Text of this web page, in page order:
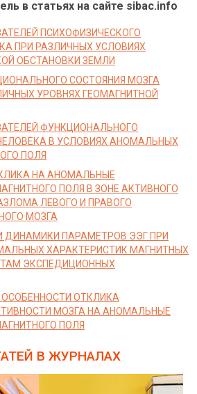
в статьях на сайте sibac.info
ПСИХОФИЗИЧЕСКОГО
ПРИ РАЗЛИЧНЫХ УСЛОВИЯХ
ОБСТАНОВКИ ЗЕМЛИ
СОСТОЯНИЯ МОЗГА
УРОВНЯХ ГЕОМАГНИТНОЙ
ФУНКЦИОНАЛЬНОГО
В УСЛОВИЯХ АНОМАЛЬНЫХ
ПОЛЯ
НА АНОМАЛЬНЫЕ
ПОЛЯ В ЗОНЕ АКТИВНОГО
ЛЕВОГО И ПРАВОГО
МОЗГА
ДИНАМИКИ ПАРАМЕТРОВ ЭЭГ ПРИ
ХАРАКТЕРИСТИК МАГНИТНЫХ
ЭКСПЕДИЦИОННЫХ
ОТКЛИКА
МОЗГА НА АНОМАЛЬНЫЕ
ПОЛЯ
В ЖУРНАЛАХ